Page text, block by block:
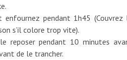
pendant 1h45 (Couvrez
s’il colore trop vite).
reposer pendant 10 minutes
de le trancher.